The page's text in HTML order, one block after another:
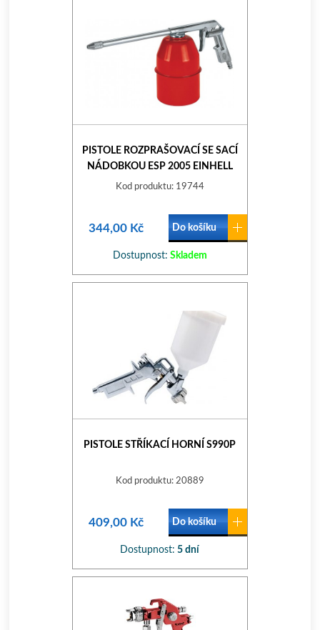
PISTOLE ROZPRAŠOVACÍ SE SACÍ
NÁDOBKOU ESP 2005 EINHELL
Kod produktu: 19744
344,00 Kč Do košíku
Dostupnost: Skladem
PISTOLE STŘÍKACÍ HORNÍ S990P
Kod produktu: 20889
409,00 Kč Do košíku
Dostupnost: 5 dní